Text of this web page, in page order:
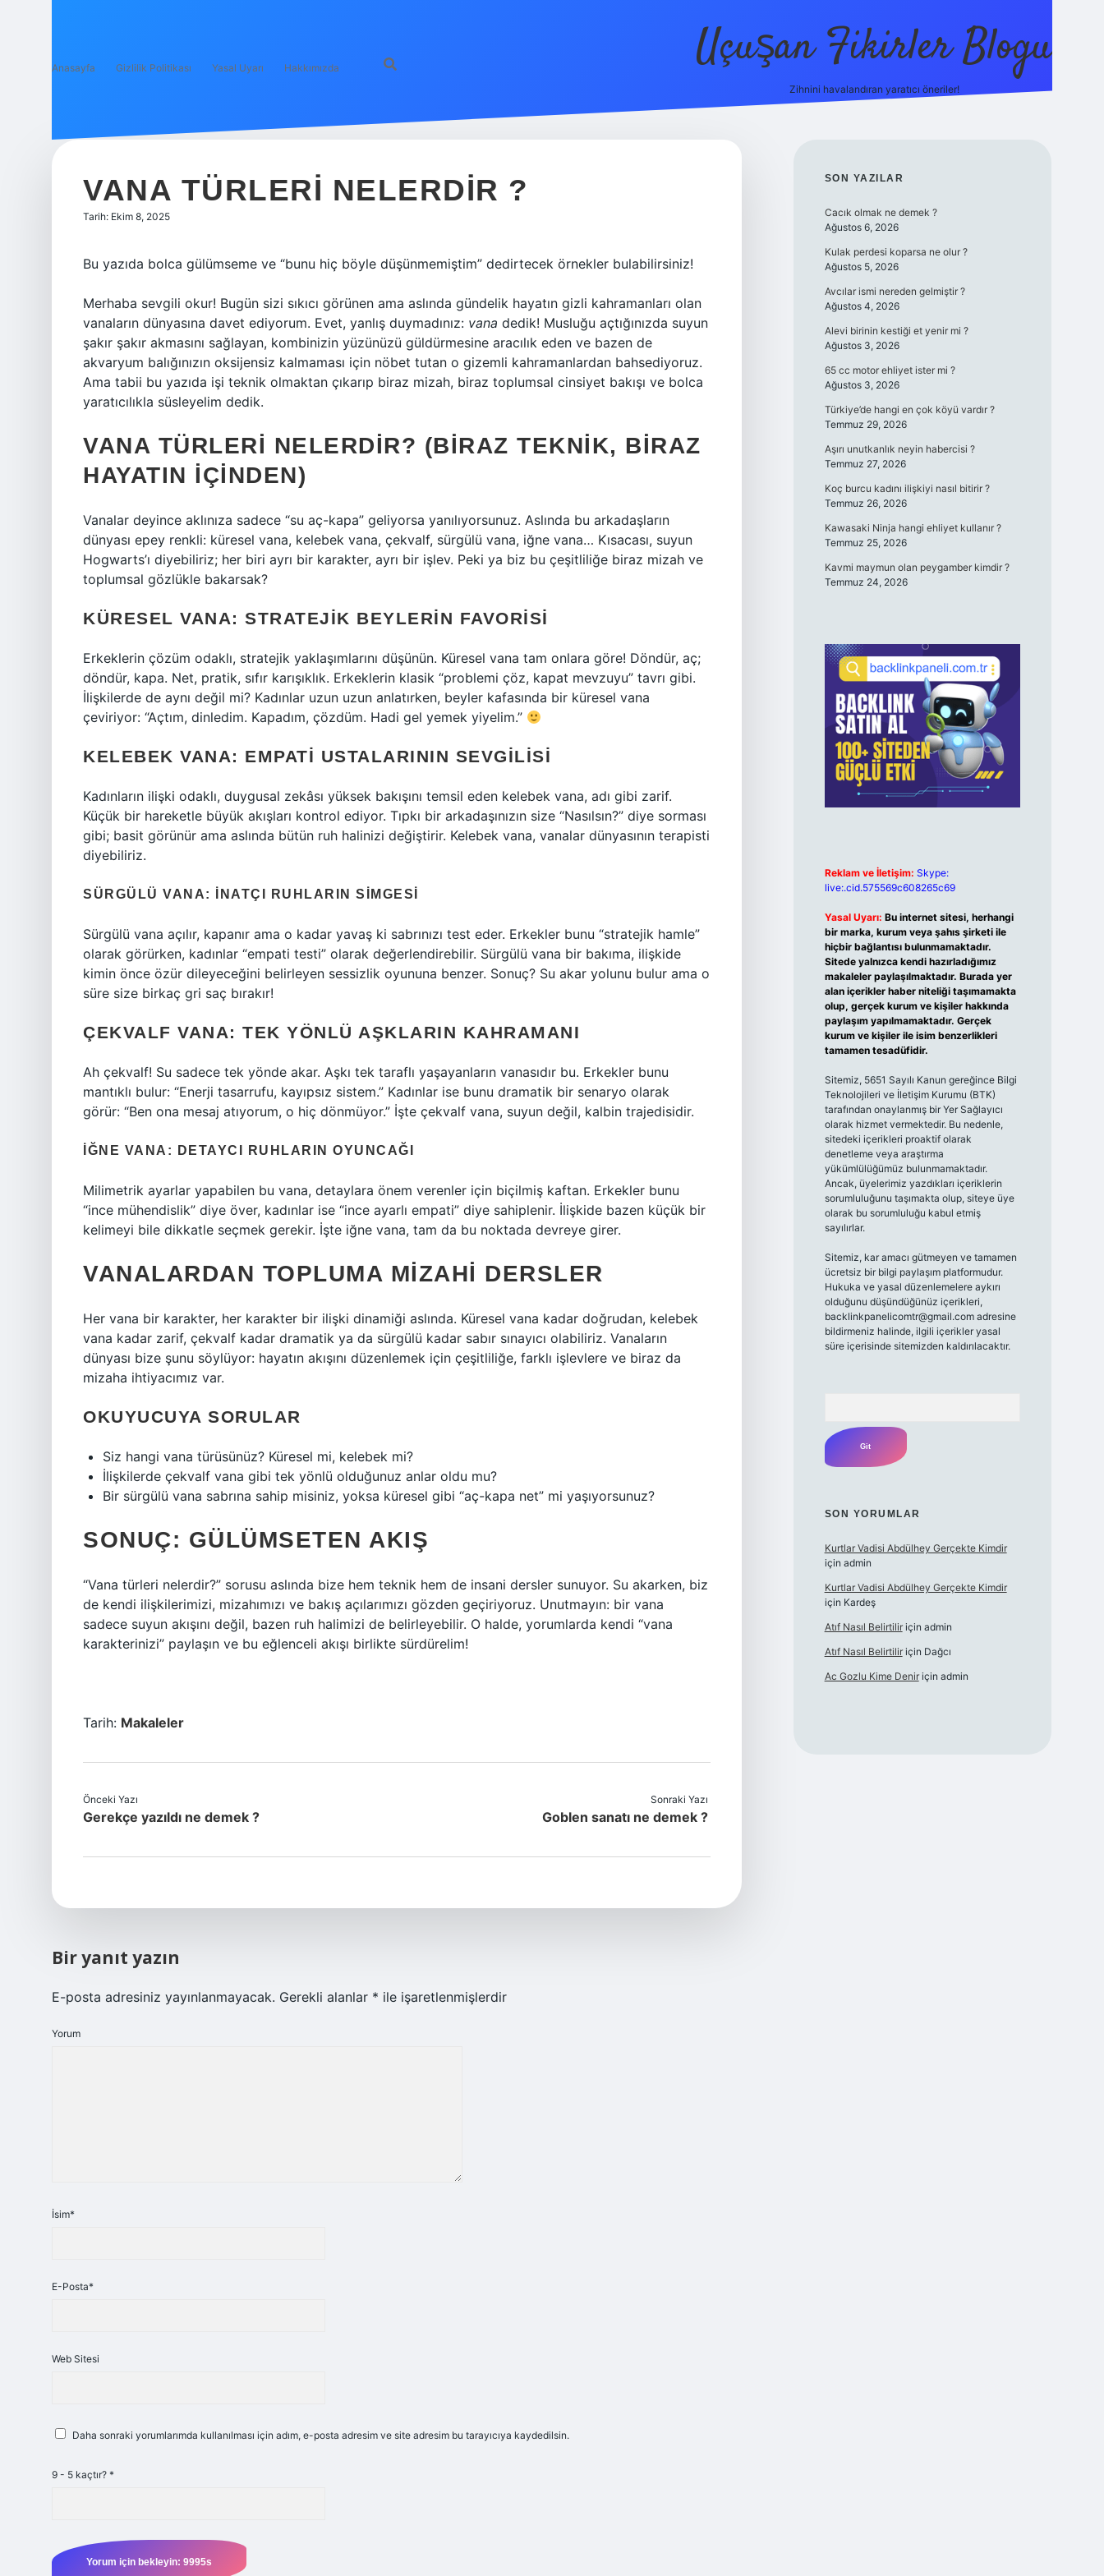
Anasayfa Gizlilik Politikası Yasal Uyarı Hakkımızda Uçuşan Fikirler Blogu
Zihnini havalandıran yaratıcı öneriler!
VANA TÜRLERI NELERDIR ?
Tarih: Ekim 8, 2025
Bu yazıda bolca gülümseme ve “bunu hiç böyle düşünmemiştim” dedirtecek örnekler bulabilirsiniz!
Merhaba sevgili okur! Bugün sizi sıkıcı görünen ama aslında gündelik hayatın gizli kahramanları olan
vanaların dünyasına davet ediyorum. Evet, yanlış duymadınız: vana dedik! Musluğu açtığınızda suyun
şakır şakır akmasını sağlayan, kombinizin yüzünüzü güldürmesine aracılık eden ve bazen de
akvaryum balığınızın oksijensiz kalmaması için nöbet tutan o gizemli kahramanlardan bahsediyoruz.
Ama tabii bu yazıda işi teknik olmaktan çıkarıp biraz mizah, biraz toplumsal cinsiyet bakışı ve bolca
yaratıcılıkla süsleyelim dedik.
VANA TÜRLERI NELERDIR? (BIRAZ TEKNIK, BIRAZ
HAYATIN İÇINDEN)
Vanalar deyince aklınıza sadece “su aç-kapa” geliyorsa yanılıyorsunuz. Aslında bu arkadaşların
dünyası epey renkli: küresel vana, kelebek vana, çekvalf, sürgülü vana, iğne vana… Kısacası, suyun
Hogwarts’ı diyebiliriz; her biri ayrı bir karakter, ayrı bir işlev. Peki ya biz bu çeşitliliğe biraz mizah ve
toplumsal gözlükle bakarsak?
KÜRESEL VANA: STRATEJIK BEYLERIN FAVORISI
Erkeklerin çözüm odaklı, stratejik yaklaşımlarını düşünün. Küresel vana tam onlara göre! Döndür, aç;
döndür, kapa. Net, pratik, sıfır karışıklık. Erkeklerin klasik “problemi çöz, kapat mevzuyu” tavrı gibi.
İlişkilerde de aynı değil mi? Kadınlar uzun uzun anlatırken, beyler kafasında bir küresel vana
çeviriyor: “Açtım, dinledim. Kapadım, çözdüm. Hadi gel yemek yiyelim.”
KELEBEK VANA: EMPATI USTALARININ SEVGILISI
Kadınların ilişki odaklı, duygusal zekâsı yüksek bakışını temsil eden kelebek vana, adı gibi zarif.
Küçük bir hareketle büyük akışları kontrol ediyor. Tıpkı bir arkadaşınızın size “Nasılsın?” diye sorması
gibi; basit görünür ama aslında bütün ruh halinizi değiştirir. Kelebek vana, vanalar dünyasının terapisti
diyebiliriz.
SÜRGÜLÜ VANA: İNATÇI RUHLARIN SIMGESI
Sürgülü vana açılır, kapanır ama o kadar yavaş ki sabrınızı test eder. Erkekler bunu “stratejik hamle”
olarak görürken, kadınlar “empati testi” olarak değerlendirebilir. Sürgülü vana bir bakıma, ilişkide
kimin önce özür dileyeceğini belirleyen sessizlik oyununa benzer. Sonuç? Su akar yolunu bulur ama o
süre size birkaç gri saç bırakır!
ÇEKVALF VANA: TEK YÖNLÜ AŞKLARIN KAHRAMANI
Ah çekvalf! Su sadece tek yönde akar. Aşkı tek taraflı yaşayanların vanasıdır bu. Erkekler bunu
mantıklı bulur: “Enerji tasarrufu, kayıpsız sistem.” Kadınlar ise bunu dramatik bir senaryo olarak
görür: “Ben ona mesaj atıyorum, o hiç dönmüyor.” İşte çekvalf vana, suyun değil, kalbin trajedisidir.
İĞNE VANA: DETAYCI RUHLARIN OYUNCAĞI
Milimetrik ayarlar yapabilen bu vana, detaylara önem verenler için biçilmiş kaftan. Erkekler bunu
“ince mühendislik” diye över, kadınlar ise “ince ayarlı empati” diye sahiplenir. İlişkide bazen küçük bir
kelimeyi bile dikkatle seçmek gerekir. İşte iğne vana, tam da bu noktada devreye girer.
VANALARDAN TOPLUMA MIZAHI DERSLER
Her vana bir karakter, her karakter bir ilişki dinamiği aslında. Küresel vana kadar doğrudan, kelebek
vana kadar zarif, çekvalf kadar dramatik ya da sürgülü kadar sabır sınayıcı olabiliriz. Vanaların
dünyası bize şunu söylüyor: hayatın akışını düzenlemek için çeşitliliğe, farklı işlevlere ve biraz da
mizaha ihtiyacımız var.
OKUYUCUYA SORULAR
Siz hangi vana türüsünüz? Küresel mi, kelebek mi?
İlişkilerde çekvalf vana gibi tek yönlü olduğunuz anlar oldu mu?
Bir sürgülü vana sabrına sahip misiniz, yoksa küresel gibi “aç-kapa net” mi yaşıyorsunuz?
SONUÇ: GÜLÜMSETEN AKIŞ
“Vana türleri nelerdir?” sorusu aslında bize hem teknik hem de insani dersler sunuyor. Su akarken, biz
de kendi ilişkilerimizi, mizahımızı ve bakış açılarımızı gözden geçiriyoruz. Unutmayın: bir vana
sadece suyun akışını değil, bazen ruh halimizi de belirleyebilir. O halde, yorumlarda kendi “vana
karakterinizi” paylaşın ve bu eğlenceli akışı birlikte sürdürelim!
Tarih: Makaleler
Önceki Yazı
Gerekçe yazıldı ne demek ?
Sonraki Yazı
Goblen sanatı ne demek ?
Bir yanıt yazın
E-posta adresiniz yayınlanmayacak. Gerekli alanlar * ile işaretlenmişlerdir
Yorum
İsim*
E-Posta*
Web Sitesi
Daha sonraki yorumlarımda kullanılması için adım, e-posta adresim ve site adresim bu tarayıcıya kaydedilsin.
9 - 5 kaçtır? *
SIDEBAR
SON YAZILAR
Cacık olmak ne demek ?
Ağustos 6, 2026
Kulak perdesi koparsa ne olur ?
Ağustos 5, 2026
Avcılar ismi nereden gelmiştir ?
Ağustos 4, 2026
Alevi birinin kestiği et yenir mi ?
Ağustos 3, 2026
65 cc motor ehliyet ister mi ?
Ağustos 3, 2026
Türkiye’de hangi en çok köyü vardır ?
Temmuz 29, 2026
Aşırı unutkanlık neyin habercisi ?
Temmuz 27, 2026
Koç burcu kadını ilişkiyi nasıl bitirir ?
Temmuz 26, 2026
Kawasaki Ninja hangi ehliyet kullanır ?
Temmuz 25, 2026
Kavmi maymun olan peygamber kimdir ?
Temmuz 24, 2026
Reklam ve İletişim: Skype:
live:.cid.575569c608265c69
Yasal Uyarı: Bu internet sitesi, herhangi
bir marka, kurum veya şahıs şirketi ile
hiçbir bağlantısı bulunmamaktadır.
Sitede yalnızca kendi hazırladığımız
makaleler paylaşılmaktadır. Burada yer
alan içerikler haber niteliği taşımamakta
olup, gerçek kurum ve kişiler hakkında
paylaşım yapılmamaktadır. Gerçek
kurum ve kişiler ile isim benzerlikleri
tamamen tesadüfidir.
Sitemiz, 5651 Sayılı Kanun gereğince Bilgi
Teknolojileri ve İletişim Kurumu (BTK)
tarafından onaylanmış bir Yer Sağlayıcı
olarak hizmet vermektedir. Bu nedenle,
sitedeki içerikleri proaktif olarak
denetleme veya araştırma
yükümlülüğümüz bulunmamaktadır.
Ancak, üyelerimiz yazdıkları içeriklerin
sorumluluğunu taşımakta olup, siteye üye
olarak bu sorumluluğu kabul etmiş
sayılırlar.
Sitemiz, kar amacı gütmeyen ve tamamen
ücretsiz bir bilgi paylaşım platformudur.
Hukuka ve yasal düzenlemelere aykırı
olduğunu düşündüğünüz içerikleri,
backlinkpanelicomtr@gmail.comadresine
bildirmeniz halinde, ilgili içerikler yasal
süre içerisinde sitemizden kaldırılacaktır.
SON YORUMLAR
Kurtlar Vadisi Abdülhey Gerçekte Kimdir
için admin
Kurtlar Vadisi Abdülhey Gerçekte Kimdir
için Kardeş
Atıf Nasıl Belirtiliriçin admin
Atıf Nasıl Belirtiliriçin Dağcı
Ac Gozlu Kime Deniriçin admin